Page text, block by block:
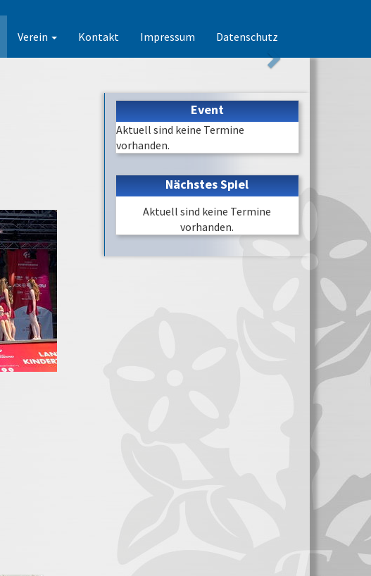
Verein Kontakt Impressum Datenschutz
Event
Aktuell sind keine Termine
vorhanden.
Nächstes Spiel
Aktuell sind keine Termine
vorhanden.